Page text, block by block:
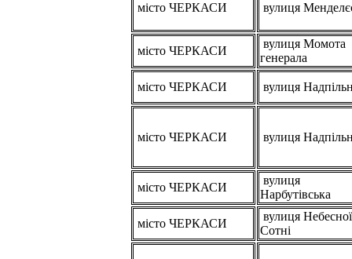
місто ЧЕРКАСИ вулиця
місто ЧЕРКАСИ
вулиця Момота
генерала
місто ЧЕРКАСИ вулиця
місто ЧЕРКАСИ вулиця
місто ЧЕРКАСИ
вулиця
Нарбутівська
місто ЧЕРКАСИ
вулиця Небесної
Сотні